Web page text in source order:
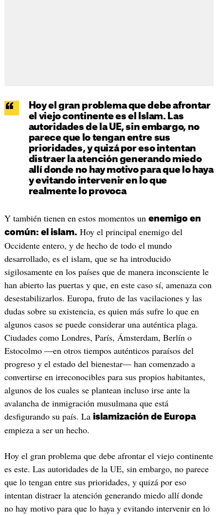
Hoy el gran problema que debe afrontar
el viejo continente es el Islam. Las
autoridades de la UE, sin embargo, no
parece que lo tengan entre sus
prioridades, y quizá por eso intentan
distraer la atención generando miedo
allí donde no hay motivo para que lo haya
y evitando intervenir en lo que
realmente lo provoca
Y también tienen en estos momentos un enemigo en
común: el islam. Hoy el principal enemigo del
Occidente entero, y de hecho de todo el mundo
desarrollado, es el islam, que se ha introducido
sigilosamente en los países que de manera inconsciente le
han abierto las puertas y que, en este caso sí, amenaza con
desestabilizarlos. Europa, fruto de las vacilaciones y las
dudas sobre su existencia, es quien más sufre lo que en
algunos casos se puede considerar una auténtica plaga.
Ciudades como Londres, París, Ámsterdam, Berlín o
Estocolmo —en otros tiempos auténticos paraísos del
progreso y el estado del bienestar— han comenzado a
convertirse en irreconocibles para sus propios habitantes,
algunos de los cuales se plantean incluso irse ante la
avalancha de inmigración musulmana que está
desfigurando su país. La islamización de Europa
empieza a ser un hecho.
Hoy el gran problema que debe afrontar el viejo continente
es este. Las autoridades de la UE, sin embargo, no parece
que lo tengan entre sus prioridades, y quizá por eso
intentan distraer la atención generando miedo allí donde
no hay motivo para que lo haya y evitando intervenir en lo